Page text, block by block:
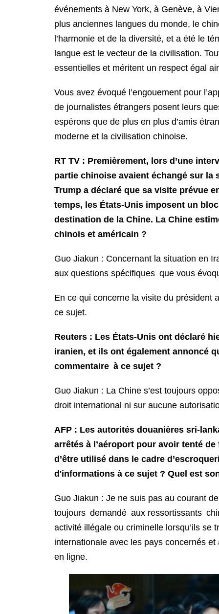
événements à New York, à Genève, à
plus anciennes langues du monde, le
l’harmonie et de la diversité, et a été le
langue est le vecteur de la civilisation.
essentielles et méritent un respect égal
Vous avez évoqué l’engouement pour
de journalistes étrangers posent leurs
espérons que de plus en plus d’amis
moderne et la civilisation chinoise.
RT TV : Premièrement, lors d’une
partie chinoise avaient échangé sur
Trump a déclaré que sa visite prévue
temps, les États-Unis imposent un
destination de la Chine. La Chine
chinois et américain ?
Guo Jiakun : Concernant la situation en
aux questions spécifiques que vous
En ce qui concerne la visite du président
ce sujet.
Reuters : Les États-Unis ont déclaré
iranien, et ils ont également annoncé
commentaire à ce sujet ?
Guo Jiakun : La Chine s’est toujours
droit international ni sur aucune
AFP : Les autorités douanières sri-
arrêtés à l’aéroport pour avoir tenté
d’être utilisé dans le cadre
d'informations à ce sujet ? Quel est
Guo Jiakun : Je ne suis pas au courant
toujours demandé aux ressortissants
activité illégale ou criminelle lorsqu’ils se
internationale avec les pays concernés
en ligne.